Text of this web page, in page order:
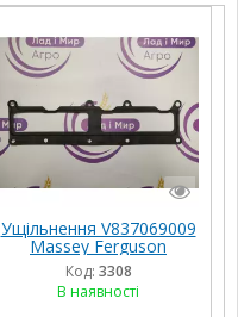
Ущільнення V837069009
Massey Ferguson
Код: 3308
В наявності